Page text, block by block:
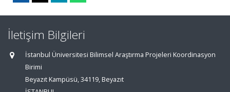
İletişim Bilgileri
İstanbul Üniversitesi Bilimsel Araştırma Projeleri Koordinasyon
Birimi
Beyazıt Kampüsü, 34119, Beyazıt